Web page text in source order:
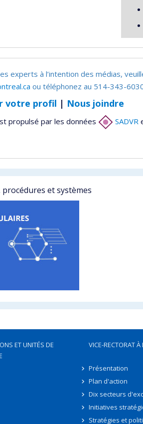
experts à l’intention des médias,
ou téléphonez au 514-343-
votre profil | Nous joindre
propulsé par les données SADVR
et systèmes
ET UNITÉS DE
VICE-RECTORAT À
Présentation
Plan d'action
Dix secteurs
Initiatives
Stratégies et